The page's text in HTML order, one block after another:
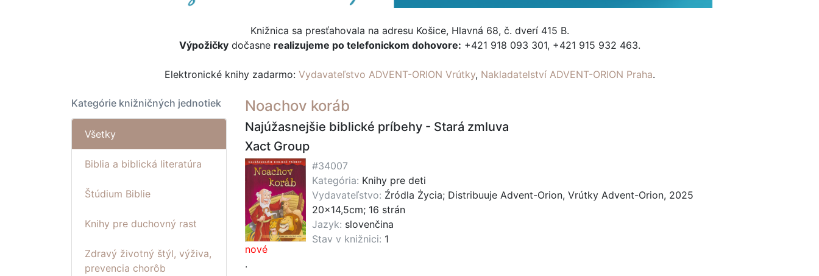
Knižnica sa presťahovala na adresu Košice, Hlavná 68, č. dverí 415 B.
Výpožičkydočasne realizujeme po telefonickom dohovore: +421 918 093 301, +421 915 932 463.
Elektronické knihy zadarmo: Vydavateľstvo ADVENT-ORION Vrútky, Nakladatelství ADVENT-ORION Praha.
Kategórie knižničných jednotiek
Všetky
Biblia a biblická literatúra
Štúdium Biblie
Knihy pre duchovný rast
Zdravý životný štýl, výživa,
prevencia chorôb
Noachov koráb
Najúžasnejšie biblické príbehy - Stará zmluva
Xact Group
nové
.
#34007
Kategória: Knihy pre deti
Vydavateľstvo: Źródla Życia; Distribuuje Advent-Orion, Vrútky Advent-Orion, 2025
20x14,5cm; 16 strán
Jazyk: slovenčina
Stav v knižnici: 1